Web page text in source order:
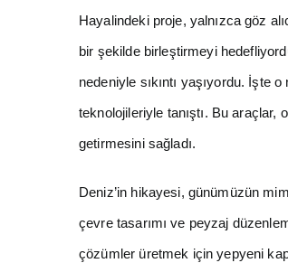
Hayalindeki proje, yalnızca göz
bir şekilde birleştirmeyi
nedeniyle sıkıntı yaşıyordu. İşte o
teknolojileriyle tanıştı. Bu araçlar,
getirmesini sağladı.
Deniz’in hikayesi, günümüzün
çevre tasarımı ve peyzaj
çözümler üretmek için yepyeni